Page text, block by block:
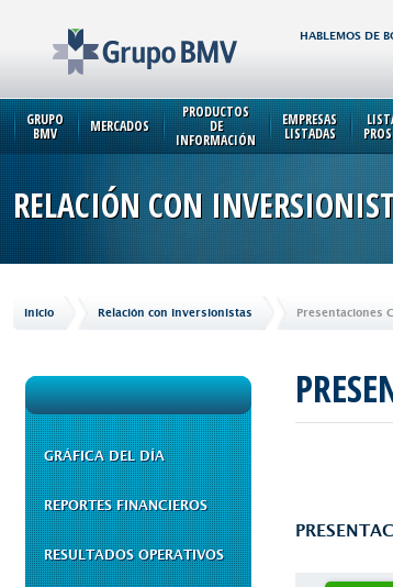
HABLEMOS DE
GRUPO
BMV MERCADOS
PRODUCTOS
DE
INFORMACIÓN
EMPRESAS
LISTADAS
RELACIÓN CON
Inicio Relación con Inversionistas Presentaciones
GRÁFICA DEL DÍA
REPORTES FINANCIEROS
RESULTADOS OPERATIVOS